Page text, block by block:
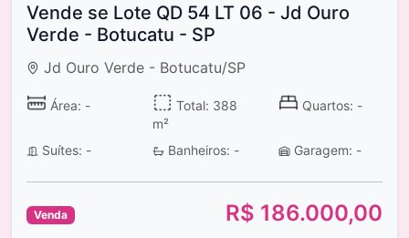
Vende se Lote QD 54 LT 06 - Jd Ouro
Verde - Botucatu - SP
Jd Ouro Verde - Botucatu/SP
Área: -
Total: 388
m²
Quartos: -
Suítes: - Banheiros: - Garagem: -
Venda R$ 186.000,00